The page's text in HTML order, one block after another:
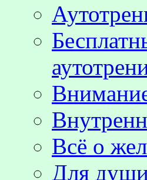
Всё о
Для